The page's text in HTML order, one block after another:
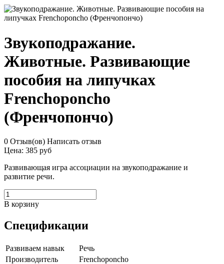
Звукоподражание.
Животные. Развивающие
пособия на липучках
Frenchoponcho
(Френчопончо)
0 Отзыв(ов) Написать отзыв
Цена: 385 руб
Развивающая игра ассоциации на звукоподражание и
развитие речи.
В корзину
Спецификации
Развиваем навык
Речь
Производитель
Frenchoponcho